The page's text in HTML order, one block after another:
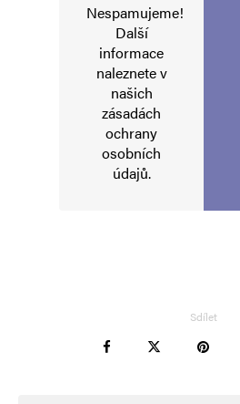
Nespamujeme!
Další
informace
naleznete v
našich
zásadách
ochrany
osobních
údajů.
Sdílet